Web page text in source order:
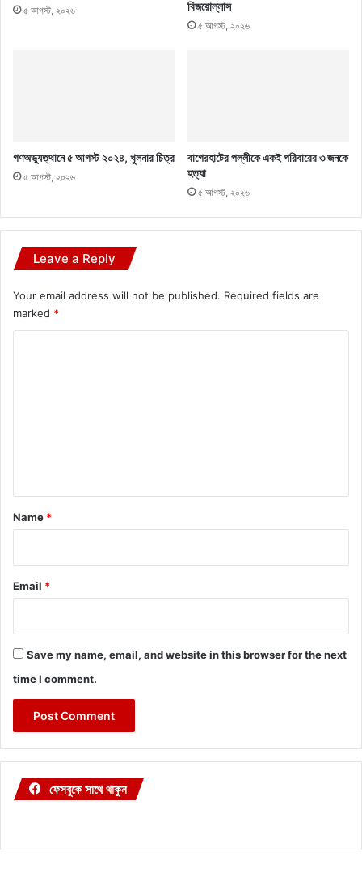
৫ আগস্ট, ২০২৬ বিজয়োল্লাস
৫ আগস্ট, ২০২৬
গণঅভ্যুত্থানে ৫ আগস্ট ২০২৪, খুলনার চিত্র
৫ আগস্ট, ২০২৬
বাগেরহাটের পল্লীকে একই পরিবারের ৩ জনকে
হত্যা
৫ আগস্ট, ২০২৬
Leave a Reply
Your email address will not be published. Required fields are
marked *
*
Name *
Email *
Save my name, email, and website in this browser for the next
time I comment.
ফেসবুকে সাথে থাকুন